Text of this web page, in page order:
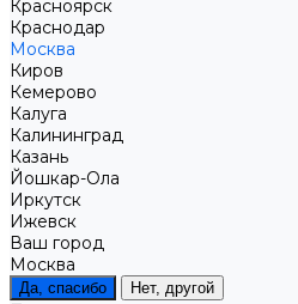
Красноярск
Краснодар
Москва
Киров
Кемерово
Калуга
Калининград
Казань
Йошкар-Ола
Иркутск
Ижевск
Ваш город
Москва
Да, спасибо Нет, другой